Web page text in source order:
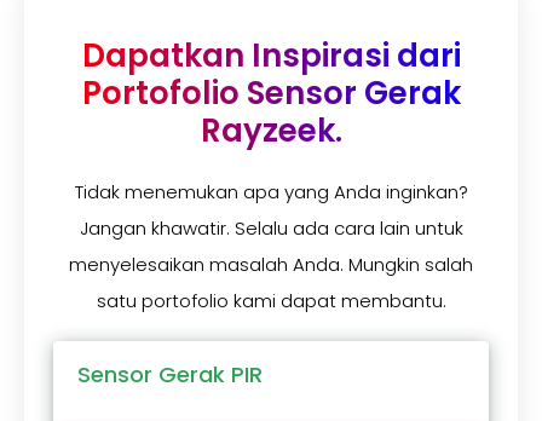
Dapatkan Inspirasi dari
Portofolio Sensor Gerak
Rayzeek.
Tidak menemukan apa yang Anda inginkan?
Jangan khawatir. Selalu ada cara lain untuk
menyelesaikan masalah Anda. Mungkin salah
satu portofolio kami dapat membantu.
Sensor Gerak PIR